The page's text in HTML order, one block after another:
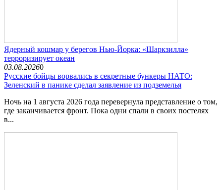
Ядерный кошмар у берегов Нью-Йорка: «Шаркзилла»
терроризирует океан
03.08.20260
Русские бойцы ворвались в секретные бункеры НАТО:
Зеленский в панике сделал заявление из подземелья
Ночь на 1 августа 2026 года перевернула представление о том,
где заканчивается фронт. Пока одни спали в своих постелях
в...